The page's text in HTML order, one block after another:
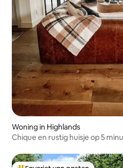
Woning in Highlands
Chique en rustig huisje op 5